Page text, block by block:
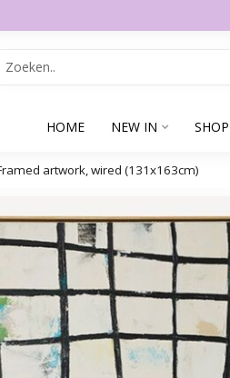
HOME NEW IN
artwork, wired (131x163cm)